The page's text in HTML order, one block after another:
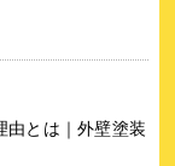
由とは｜外壁塗装